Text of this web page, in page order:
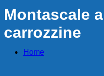
Home
Montascale
carrozzine